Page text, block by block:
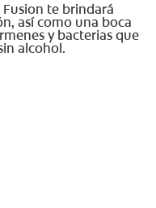
Fusion te brindará
así como una boca
y bacterias que
alcohol.